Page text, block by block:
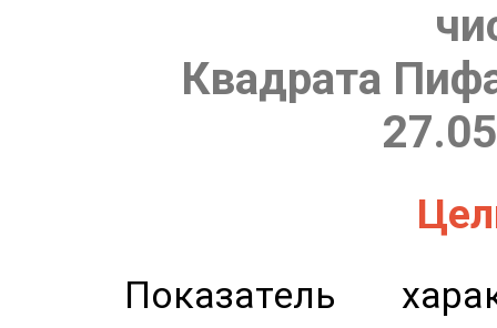
Квадрата
Показатель